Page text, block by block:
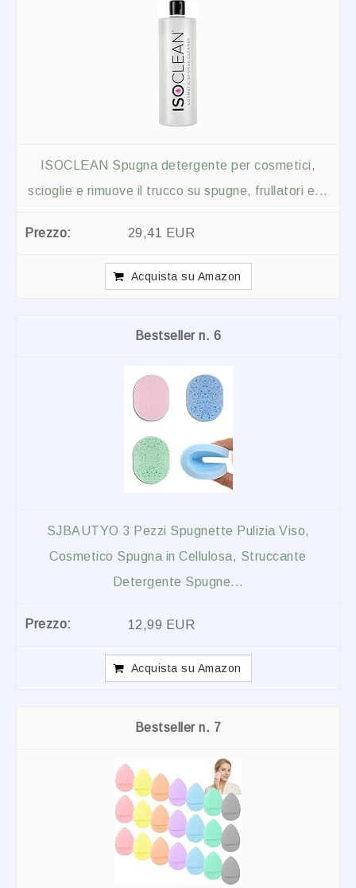
ISOCLEAN Spugna detergente per cosmetici,
scioglie e rimuove il trucco su spugne, frullatori e...
29,41 EUR
Acquista su Amazon
6
SJBAUTYO 3 Pezzi Spugnette Pulizia Viso,
Cosmetico Spugna in Cellulosa, Struccante
Detergente Spugne...
12,99 EUR
Acquista su Amazon
7